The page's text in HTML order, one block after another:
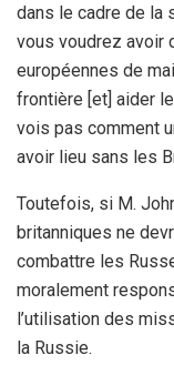
dans le cadre de la
vous voudrez avoir
européennes de
frontière [et] aider
vois pas comment
avoir lieu sans les
Toutefois, si M.
britanniques ne
combattre les
moralement
l’utilisation des
la Russie.